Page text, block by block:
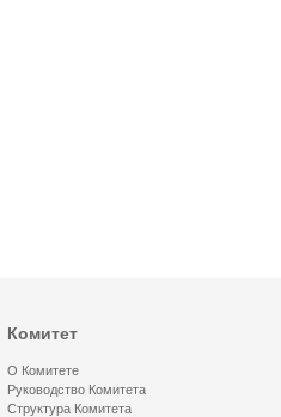
Комитет
О Комитете
Руководство Комитета
Структура Комитета